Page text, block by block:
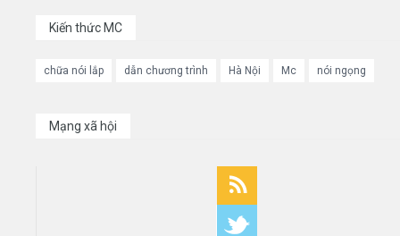
Kiến thức MC
chữa nói lắp dẫn chương trình Hà Nội Mc nói ngọng
Mạng xã hội